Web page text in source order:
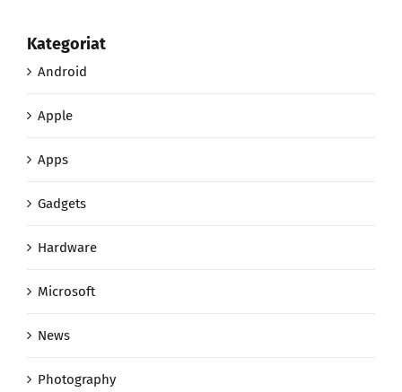
Kategoriat
Android
Apple
Apps
Gadgets
Hardware
Microsoft
News
Photography